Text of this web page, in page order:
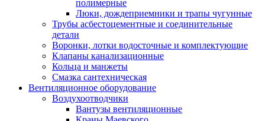
полимерные
Люки, дождеприемники и трапы чугунные
Трубы асбестоцементные и соединительные
детали
Воронки, лотки водосточные и комплектующие
Клапаны канализационные
Кольца и манжеты
Смазка сантехническая
Вентиляционное оборудование
Воздухоотводчики
Вантузы вентиляционные